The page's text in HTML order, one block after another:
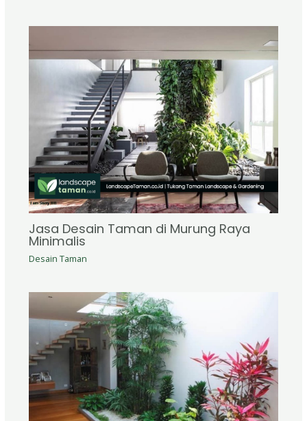
Jasa Desain Taman di Murung Raya
Minimalis
Desain Taman